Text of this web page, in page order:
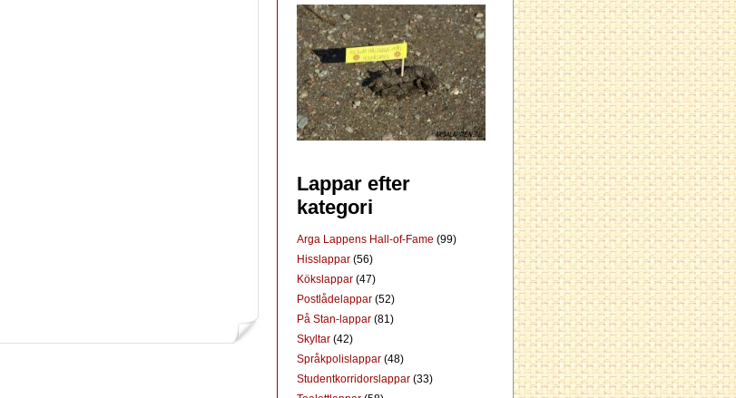
Lappar efter
kategori
Arga Lappens Hall-of-Fame (99)
Hisslappar (56)
Kökslappar (47)
Postlådelappar (52)
På Stan-lappar (81)
Skyltar (42)
Språkpolislappar (48)
Studentkorridorslappar (33)